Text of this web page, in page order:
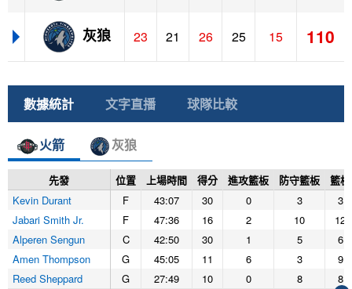
灰狼 23 21 26 25 15 110
數據統計 文字直播 球隊比較
火箭 灰狼
先發 位置 上場時間 得分 進攻籃板 防守籃板
籃板
Kevin Durant
F 43:07 30 0 3
3
Jabari Smith Jr.
F 47:36 16 2 10
12
Alperen Sengun
C 42:50 30 1 5
6
Amen Thompson
G 45:05 11 6 3
9
Reed Sheppard
G 27:49 10 0 8
8